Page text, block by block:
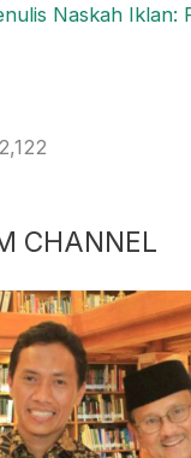
Naskah Iklan:
CHANNEL